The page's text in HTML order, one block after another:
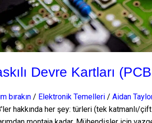
Devre Kartları
bırakın / Elektronik Temelleri/ Aidan
hakkında her şey: türleri (tek katmanlı/